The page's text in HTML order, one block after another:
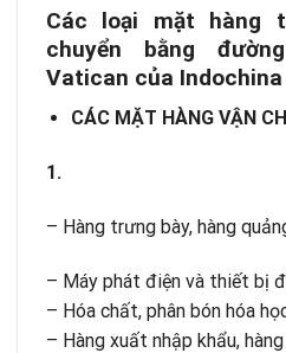
Các loại mặt hàng
chuyển bằng
Vatican của Indochina
CÁC MẶT HÀNG VẬN
1.
– Hàng trưng bày, hàng
– Máy phát điện và thiết bị
– Hóa chất, phân bón hóa
– Hàng xuất nhập khẩu,